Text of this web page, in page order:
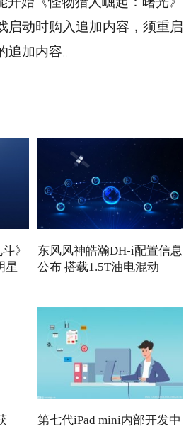
启动时购入追加内容，须重启
加内容。
》
星
东风风神皓瀚DH-i配置信息
公布 搭载1.5T油电混动
第七代iPad mini内部开发中